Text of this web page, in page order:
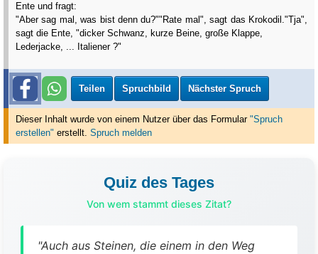
Ente und fragt:
"Aber sag mal, was bist denn du?""Rate mal", sagt das Krokodil."Tja",
sagt die Ente, "dicker Schwanz, kurze Beine, große Klappe,
Lederjacke, ... Italiener ?"
Teilen Spruchbild Nächster Spruch
Dieser Inhalt wurde von einem Nutzer über das Formular "Spruch
erstellen" erstellt. Spruch melden
Quiz des Tages
Von wem stammt dieses Zitat?
"Auch aus Steinen, die einem in den Weg